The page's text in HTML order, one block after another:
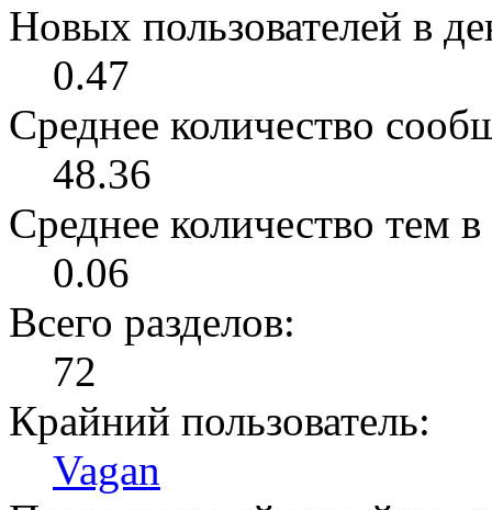
Новых пользователей в
0.47
Среднее количество
48.36
Среднее количество тем
0.06
Всего разделов:
72
Крайний пользователь:
Vagan